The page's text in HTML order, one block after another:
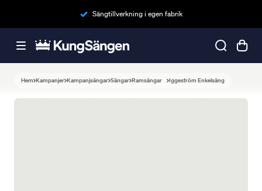
Sängtillverkning i egen fabrik
Hem Kampanjer Kampanjsängar Sängar Ramsängar Iggeström Enkelsäng